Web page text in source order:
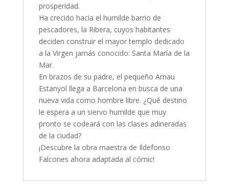
prosperidad.
Ha crecido hacia el humilde barrio de
pescadores, la Ribera, cuyos habitantes
deciden construir el mayor templo dedicado
a la Virgen jamás conocido: Santa María de la
Mar.
En brazos de su padre, el pequeño Arnau
Estanyol llega a Barcelona en busca de una
nueva vida como hombre libre. ¿Qué destino
le espera a un siervo humilde que muy
pronto se codeará con las clases adineradas
de la ciudad?
¡Descubre la obra maestra de Ildefonso
Falcones ahora adaptada al cómic!